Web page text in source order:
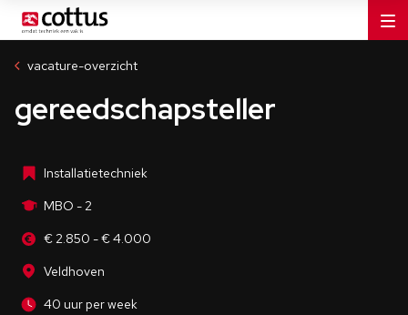
vacature-overzicht
gereedschapsteller
Installatietechniek
MBO - 2
€ 2.850 - € 4.000
Veldhoven
40 uur per week
MBO - 2
Veldhoven
40 uur per week